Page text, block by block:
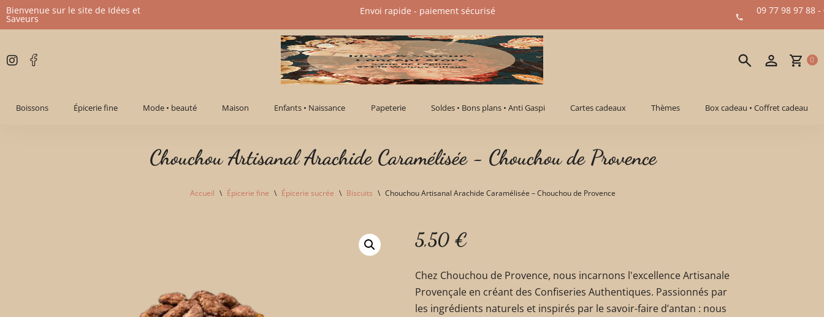
Aller
contenu
Bienvenue sur le site de Idées et
Saveurs
09 77 98 97 88 -
Envoi rapide - paiement sécurisé​
0
Boissons Épicerie fine Mode • beauté Maison Enfants • Naissance Papeterie Soldes • Bons plans • Anti Gaspi Cartes cadeaux Thèmes Box cadeau • Coffret cadeau
Chouchou Artisanal Arachide Caramélisée - Chouchou de Provence
Accueil \ Épicerie fine \ Épicerie sucrée \ Biscuits \ Chouchou Artisanal Arachide Caramélisée – Chouchou de Provence
5,50 €
Chez Chouchou de Provence, nous incarnons l'excellence Artisanale
Provençale en créant des Confiseries Authentiques. Passionnés par
les ingrédients naturels et inspirés par le savoir-faire d’antan : nous